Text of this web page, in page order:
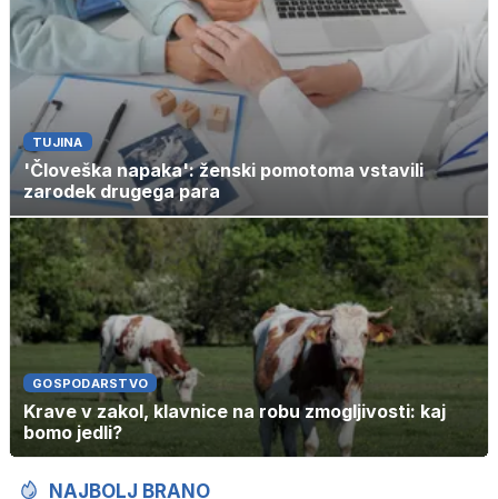
TUJINA
'Človeška napaka': ženski pomotoma vstavili
zarodek drugega para
GOSPODARSTVO
Krave v zakol, klavnice na robu zmogljivosti: kaj
bomo jedli?
NAJBOLJ BRANO